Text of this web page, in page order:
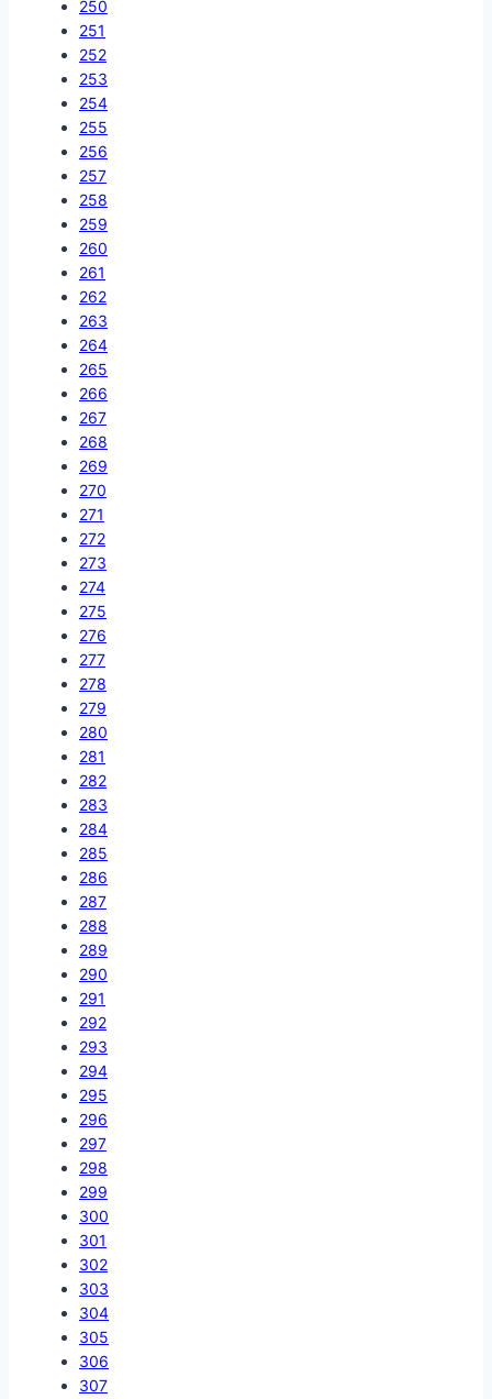
250
251
252
253
254
255
256
257
258
259
260
261
262
263
264
265
266
267
268
269
270
271
272
273
274
275
276
277
278
279
280
281
282
283
284
285
286
287
288
289
290
291
292
293
294
295
296
297
298
299
300
301
302
303
304
305
306
307